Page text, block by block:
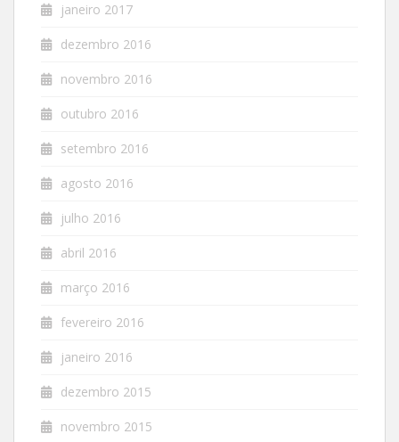
janeiro 2017
dezembro 2016
novembro 2016
outubro 2016
setembro 2016
agosto 2016
julho 2016
abril 2016
março 2016
fevereiro 2016
janeiro 2016
dezembro 2015
novembro 2015